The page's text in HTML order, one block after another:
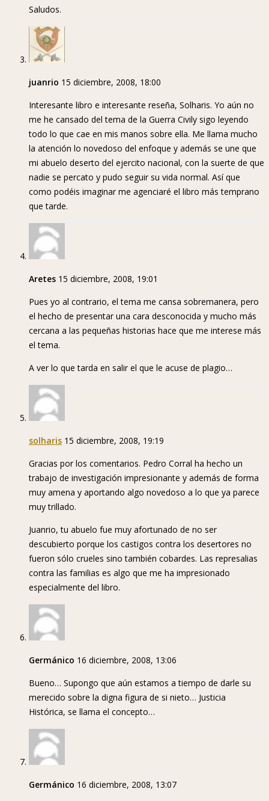
Saludos.
juanrio 15 diciembre, 2008, 18:00
Interesante libro e interesante reseña, Solharis. Yo aún no
me he cansado del tema de la Guerra Civily sigo leyendo
todo lo que cae en mis manos sobre ella. Me llama mucho
la atención lo novedoso del enfoque y además se une que
mi abuelo deserto del ejercito nacional, con la suerte de que
nadie se percato y pudo seguir su vida normal. Así que
como podéis imaginar me agenciaré el libro más temprano
que tarde.
Aretes 15 diciembre, 2008, 19:01
Pues yo al contrario, el tema me cansa sobremanera, pero
el hecho de presentar una cara desconocida y mucho más
cercana a las pequeñas historias hace que me interese más
el tema.
A ver lo que tarda en salir el que le acuse de plagio…
solharis 15 diciembre, 2008, 19:19
Gracias por los comentarios. Pedro Corral ha hecho un
trabajo de investigación impresionante y además de forma
muy amena y aportando algo novedoso a lo que ya parece
muy trillado.
Juanrio, tu abuelo fue muy afortunado de no ser
descubierto porque los castigos contra los desertores no
fueron sólo crueles sino también cobardes. Las represalias
contra las familias es algo que me ha impresionado
especialmente del libro.
Germánico 16 diciembre, 2008, 13:06
Bueno… Supongo que aún estamos a tiempo de darle su
merecido sobre la digna figura de si nieto… Justicia
Histórica, se llama el concepto…
Germánico 16 diciembre, 2008, 13:07